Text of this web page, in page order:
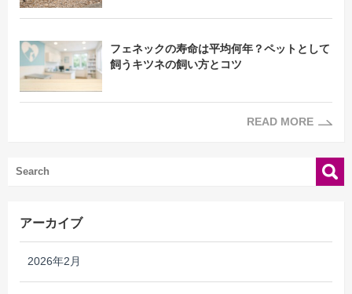
フェネックの寿命は平均何年？ペットとして
飼うキツネの飼い方とコツ
READ MORE
アーカイブ
2026年2月